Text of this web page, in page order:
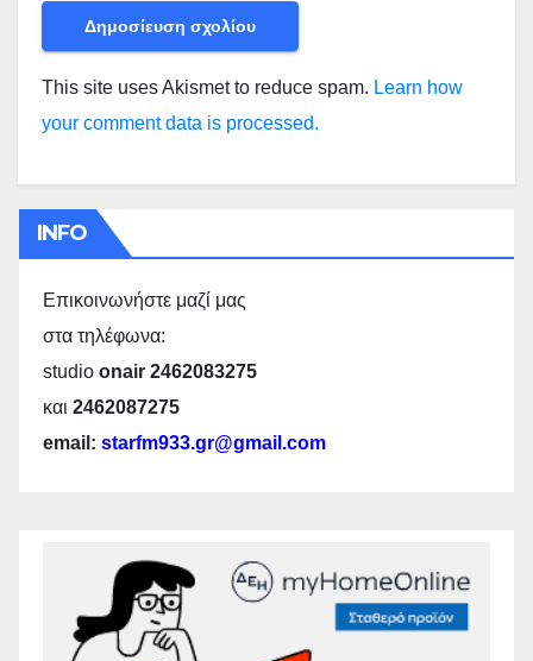
This site uses Akismet to reduce spam. Learn how
your comment data is processed.
INFO
Επικοινωνήστε μαζί μας
στα τηλέφωνα:
studio onair 2462083275
και 2462087275
email: starfm933.gr@gmail.com